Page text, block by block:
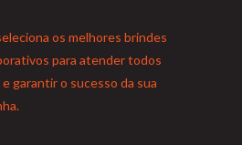
os melhores brindes
para atender todos
garantir o sucesso da sua